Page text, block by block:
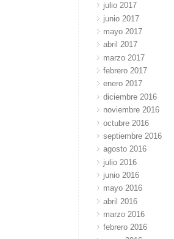
julio 2017
junio 2017
mayo 2017
abril 2017
marzo 2017
febrero 2017
enero 2017
diciembre 2016
noviembre 2016
octubre 2016
septiembre 2016
agosto 2016
julio 2016
junio 2016
mayo 2016
abril 2016
marzo 2016
febrero 2016